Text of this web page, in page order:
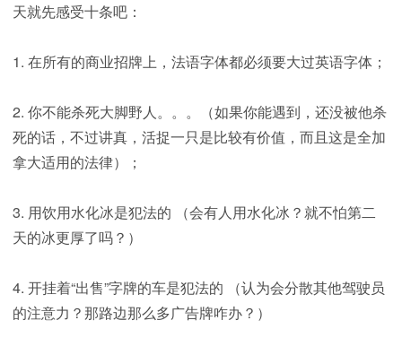
天就先感受十条吧：
1. 在所有的商业招牌上，法语字体都必须要大过英语字体；
2. 你不能杀死大脚野人。。。（如果你能遇到，还没被他杀
死的话，不过讲真，活捉一只是比较有价值，而且这是全加
拿大适用的法律）；
3. 用饮用水化冰是犯法的 （会有人用水化冰？就不怕第二
天的冰更厚了吗？）
4. 开挂着“出售”字牌的车是犯法的 （认为会分散其他驾驶员
的注意力？那路边那么多广告牌咋办？）